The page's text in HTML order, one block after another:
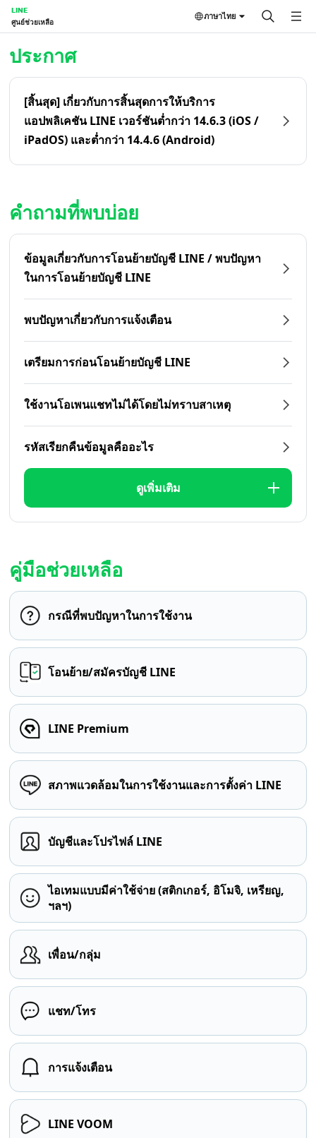
LINE
ศูนย์ช่วยเหลือ
ภาษาไทย
ประกาศ
[สิ้นสุด] เกี่ยวกับการสิ้นสุดการให้บริการ
แอปพลิเคชัน LINE เวอร์ชันต่ำกว่า 14.6.3 (iOS /
iPadOS) และต่ำกว่า 14.4.6 (Android)
คำถามที่พบบ่อย
ข้อมูลเกี่ยวกับการโอนย้ายบัญชี LINE / พบปัญหา
ในการโอนย้ายบัญชี LINE
พบปัญหาเกี่ยวกับการแจ้งเตือน
เตรียมการก่อนโอนย้ายบัญชี LINE
ใช้งานโอเพนแชทไม่ได้โดยไม่ทราบสาเหตุ
รหัสเรียกคืนข้อมูลคืออะไร
ดูเพิ่มเติม
คู่มือช่วยเหลือ
กรณีที่พบปัญหาในการใช้งาน
โอนย้าย/สมัครบัญชี LINE
LINE Premium
สภาพแวดล้อมในการใช้งานและการตั้งค่า LINE
บัญชีและโปรไฟล์ LINE
ไอเทมแบบมีค่าใช้จ่าย (สติกเกอร์, อิโมจิ, เหรียญ,
ฯลฯ)
เพื่อน/กลุ่ม
แชท/โทร
การแจ้งเตือน
LINE VOOM